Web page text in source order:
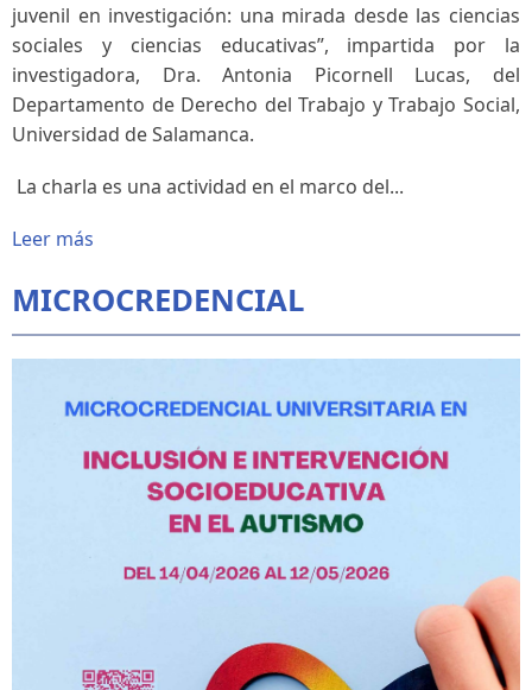
juvenil en investigación: una mirada desde las ciencias
sociales y ciencias educativas”, impartida por la
investigadora, Dra. Antonia Picornell Lucas, del
Departamento de Derecho del Trabajo y Trabajo Social,
Universidad de Salamanca.
La charla es una actividad en el marco del...
Leer más
MICROCREDENCIAL